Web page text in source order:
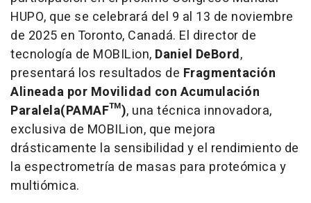
HUPO, que se celebrará del 9 al 13 de noviembre
de 2025 en Toronto, Canadá. El director de
tecnología de MOBILion, Daniel DeBord,
presentará los resultados de Fragmentación
Alineada por Movilidad con Acumulación
Paralela(PAMAF™), una técnica innovadora,
exclusiva de MOBILion, que mejora
drásticamente la sensibilidad y el rendimiento de
la espectrometría de masas para proteómica y
multiómica.